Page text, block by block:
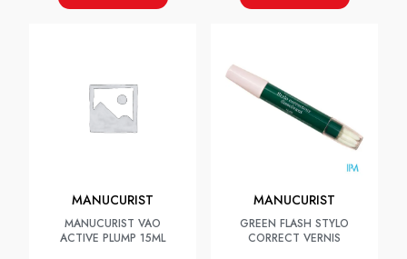
MANUCURIST
MANUCURIST VAO
ACTIVE PLUMP 15ML
MANUCURIST
GREEN FLASH STYLO
CORRECT VERNIS